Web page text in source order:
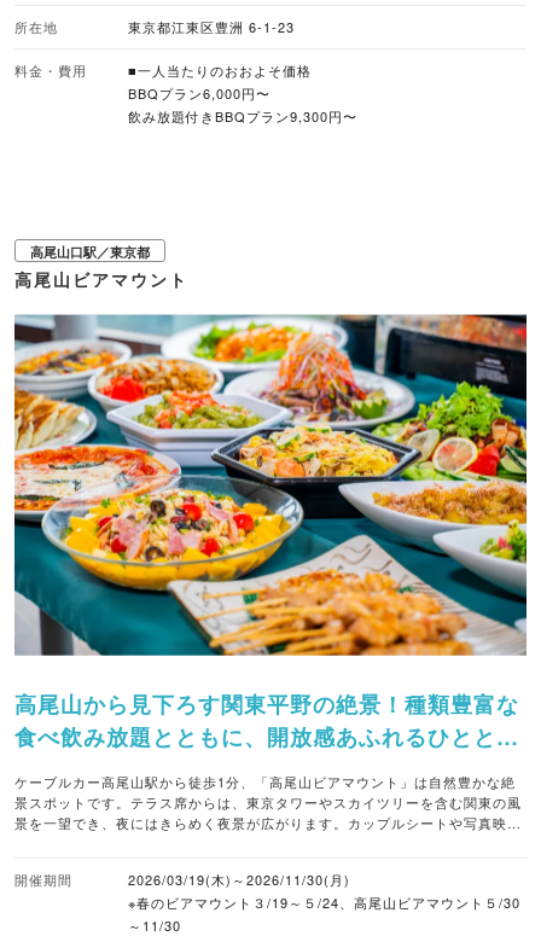
ーガーやホットドッグ、チュロスなどの単品メニューも楽しめるので、BBQ以
■バーベキューのスタイル 手ぶらバーベキュー, 食材持ち込み可, ドリンク持ち
により異なる ※1組当たりの最大収容人数36人（シーサイドエリア パーティー
所在地 東京都江東区豊洲 6-1-23
料金・費用
■一人当たりのおおよそ価格
BBQプラン6,000円〜
飲み放題付きBBQプラン9,300円〜
高尾山口駅／東京都
高尾山ビアマウント
高尾山から見下ろす関東平野の絶景！種類豊富な
食べ飲み放題とともに、開放感あふれるひととき
を満喫。
ケーブルカー高尾山駅から徒歩1分、「高尾山ビアマウント」は自然豊かな絶
景スポットです。テラス席からは、東京タワーやスカイツリーを含む関東の風
景を一望でき、夜にはきらめく夜景が広がります。カップルシートや写真映え
120分5,000円もあり）。4大ビールメーカーのビールが飲み放題になるほか、
ノンアルコールカクテルも充実しています。夏にはフラダンスやタヒチダンス
などのイベントも開催され、賑やかな雰囲気のなかでお食事を味わえます。 ■
開催期間
2026/03/19(木)～2026/11/30(月)
※春のビアマウント３/19～５/24、高尾山ビアマウント５/30
～11/30